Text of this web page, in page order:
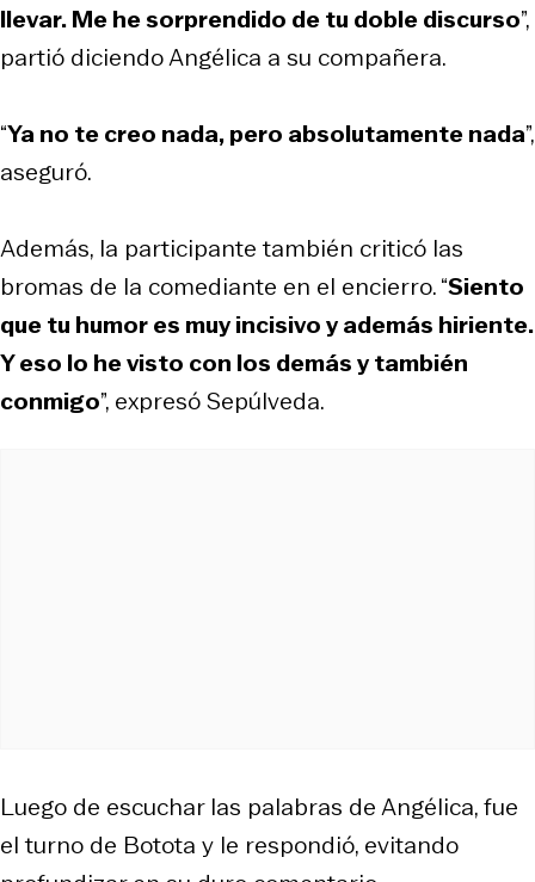
llevar. Me he sorprendido de tu doble discurso”,
partió diciendo Angélica a su compañera.
“Ya no te creo nada, pero absolutamente nada”,
aseguró.
Además, la participante también criticó las
bromas de la comediante en el encierro. “Siento
que tu humor es muy incisivo y además hiriente.
Y eso lo he visto con los demás y también
conmigo”, expresó Sepúlveda.
Luego de escuchar las palabras de Angélica, fue
el turno de Botota y le respondió, evitando